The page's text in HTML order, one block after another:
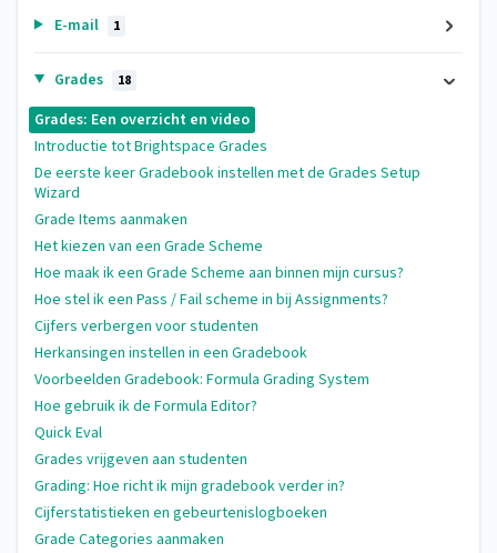
E-mail 1
Grades 18
Grades: Een overzicht en video
Introductie tot Brightspace Grades
De eerste keer Gradebook instellen met de Grades Setup
Wizard
Grade Items aanmaken
Het kiezen van een Grade Scheme
Hoe maak ik een Grade Scheme aan binnen mijn cursus?
Hoe stel ik een Pass / Fail scheme in bij Assignments?
Cijfers verbergen voor studenten
Herkansingen instellen in een Gradebook
Voorbeelden Gradebook: Formula Grading System
Hoe gebruik ik de Formula Editor?
Quick Eval
Grades vrijgeven aan studenten
Grading: Hoe richt ik mijn gradebook verder in?
Cijferstatistieken en gebeurtenislogboeken
Grade Categories aanmaken